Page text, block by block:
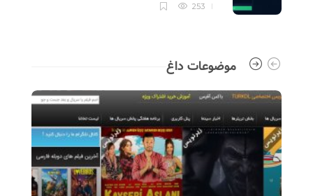
253
موضوعات داغ